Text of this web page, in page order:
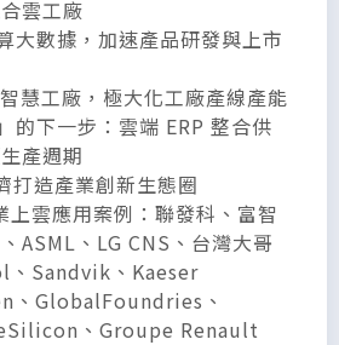
雲工廠
大數據，加速產品研發與上市
慧工廠，極大化工廠產線產能
的下一步：雲端 ERP 整合供
產週期
打造產業創新生態圈
上雲應用案例：聯發科、富智
ASML、LG CNS、台灣大哥
Sandvik、Kaeser
、GlobalFoundries、
、Groupe Renault